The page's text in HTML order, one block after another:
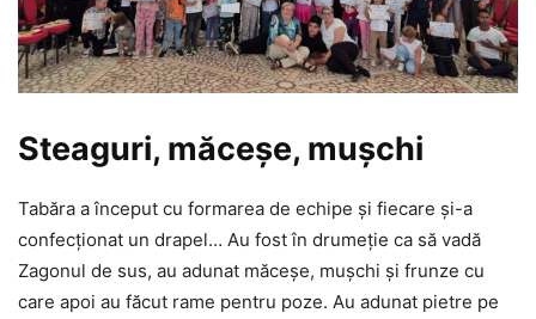
Steaguri, măceșe, mușchi
Tabăra a început cu formarea de echipe și fiecare și-a
confecționat un drapel… Au fost în drumeție ca să vadă
Zagonul de sus, au adunat măceșe, mușchi și frunze cu
care apoi au făcut rame pentru poze. Au adunat pietre pe